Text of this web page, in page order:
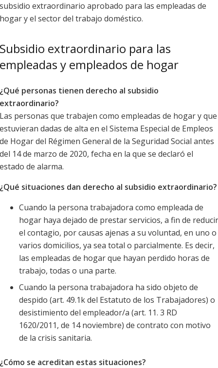
subsidio extraordinario aprobado para las empleadas de
hogar y el sector del trabajo doméstico.
Subsidio extraordinario para las
empleadas y empleados de hogar
¿Qué personas tienen derecho al subsidio
extraordinario?
Las personas que trabajen como empleadas de hogar y que
estuvieran dadas de alta en el Sistema Especial de Empleos
de Hogar del Régimen General de la Seguridad Social antes
del 14 de marzo de 2020, fecha en la que se declaró el
estado de alarma.
¿Qué situaciones dan derecho al subsidio extraordinario?
Cuando la persona trabajadora como empleada de
hogar haya dejado de prestar servicios, a fin de reducir
el contagio, por causas ajenas a su voluntad, en uno o
varios domicilios, ya sea total o parcialmente. Es decir,
las empleadas de hogar que hayan perdido horas de
trabajo, todas o una parte.
Cuando la persona trabajadora ha sido objeto de
despido (art. 49.1k del Estatuto de los Trabajadores) o
desistimiento del empleador/a (art. 11. 3 RD
1620/2011, de 14 noviembre) de contrato con motivo
de la crisis sanitaria.
¿Cómo se acreditan estas situaciones?